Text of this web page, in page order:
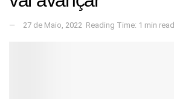
27 de Maio, 2022 Reading Time: 1 min read